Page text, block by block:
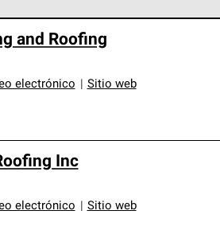
requisitos estrictos de
and Roofing
electrónico Sitio web
Inc
electrónico Sitio web